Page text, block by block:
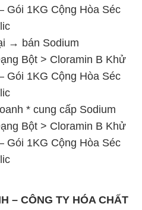
Gói 1KG Cộng Hòa Séc
→ bán Sodium
Bột > Cloramin B Khử
Gói 1KG Cộng Hòa Séc
* cung cấp Sodium
Bột > Cloramin B Khử
Gói 1KG Cộng Hòa Séc
– CÔNG TY HÓA CHẤT